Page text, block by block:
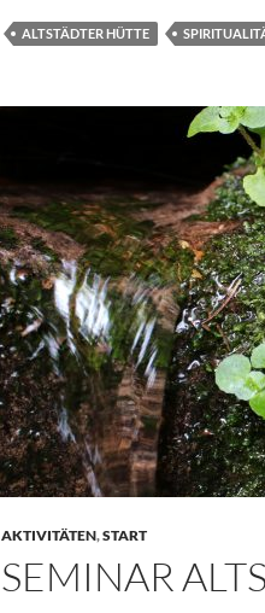
ALTSTÄDTER HÜTTE
AKTIVITÄTEN,START
SEMINAR